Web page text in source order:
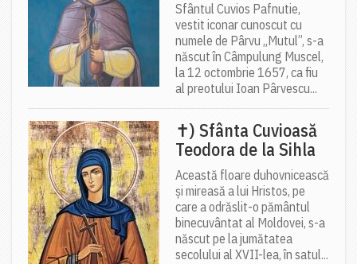
Sfântul Cuvios Pafnutie,
vestit iconar cunoscut cu
numele de Pârvu „Mutul”, s-a
născut în Câmpulung Muscel,
la 12 octombrie 1657, ca fiu
al preotului Ioan Pârvescu...
✝) Sfânta Cuvioasă
Teodora de la Sihla
Această floare duhovnicească
și mireasă a lui Hristos, pe
care a odrăslit-o pământul
binecuvântat al Moldovei, s-a
născut pe la jumătatea
secolului al XVII-lea, în satul...